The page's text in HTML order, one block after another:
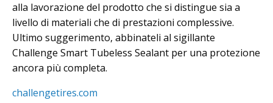
alla lavorazione del prodotto che si distingue sia a
livello di materiali che di prestazioni complessive.
Ultimo suggerimento, abbinateli al sigillante
Challenge Smart Tubeless Sealant per una protezione
ancora più completa.
challengetires.com